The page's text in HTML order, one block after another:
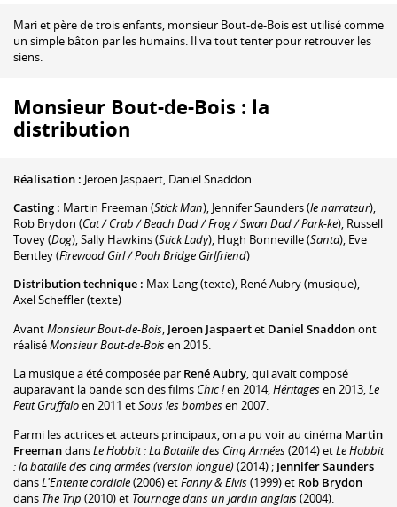
Mari et père de trois enfants, monsieur Bout-de-Bois est utilisé comme
un simple bâton par les humains. Il va tout tenter pour retrouver les
siens.
Monsieur Bout-de-Bois : la
distribution
Réalisation : Jeroen Jaspaert, Daniel Snaddon
Casting : Martin Freeman (Stick Man), Jennifer Saunders(le narrateur),
Rob Brydon (Cat / Crab / Beach Dad / Frog / Swan Dad / Park-ke), Russell
Tovey(Dog),Sally Hawkins(Stick Lady), Hugh Bonneville(Santa), Eve
Bentley(Firewood Girl / Pooh Bridge Girlfriend)
Distribution technique : Max Lang(texte), René Aubry(musique),
Axel Scheffler(texte)
AvantMonsieur Bout-de-Bois, Jeroen Jaspaertet Daniel Snaddonont
réaliséMonsieur Bout-de-Boisen 2015.
La musique a été composée par René Aubry, qui avait composé
auparavant la bande son des films Chic !en 2014,Héritagesen 2013,Le
Petit Gruffaloen 2011 etSous les bombesen 2007.
Parmi les actrices et acteurs principaux, on a pu voir au cinéma Martin
FreemandansLe Hobbit : La Bataille des Cinq Armées(2014) etLe Hobbit
: la bataille des cinq armées (version longue)(2014) ; Jennifer Saunders
dansL'Entente cordiale(2006) etFanny & Elvis(1999) et Rob Brydon
dans The Trip (2010) et Tournage dans un jardin anglais(2004).